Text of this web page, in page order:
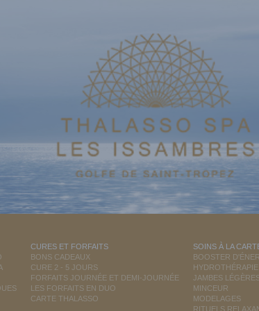
CURES ET FORFAITS
BONS CADEAUX
CURE 2 - 5 JOURS
FORFAITS JOURNÉE ET DEMI-JOURNÉE
LES FORFAITS EN DUO
CARTE THALASSO
SOINS À LA
BOOSTER
HYDROTHÉRAPIE
JAMBES
MINCEUR
MODELAGES
RITUELS